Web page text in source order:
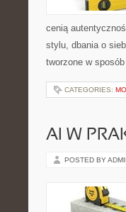
cenią
stylu, dbania o
tworzone w
CATEGORIES:
AI W
POSTED BY